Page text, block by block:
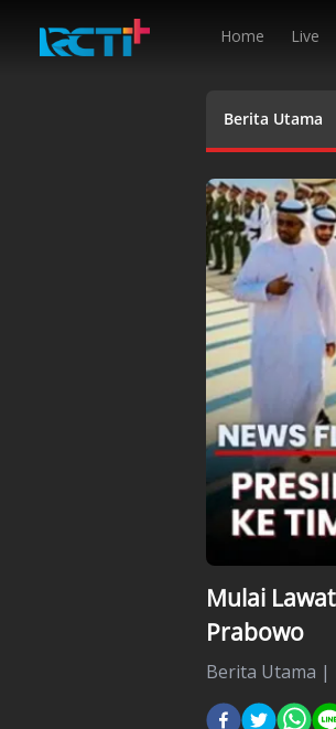
Home Live
Berita Utama
Mulai
Prabowo
Berita Utama |